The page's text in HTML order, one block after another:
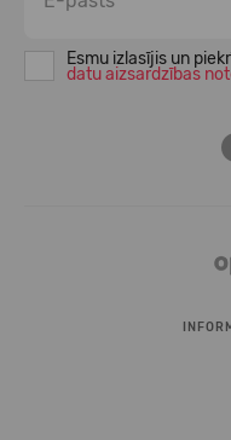
Esmu izlasījis un
datu aizsardzības